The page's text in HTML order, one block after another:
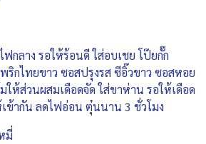
กลาง รอให้ร้อนดี ใส่อบเชย โป๊ยกั๊ก
ริกไทยขาว ซอสปรุงรส ซีอิ๊วขาว ซอสหอย
ห้ส่วนผสมเดือดจัด ใส่ขาห่าน รอให้เดือด
เข้ากัน ลดไฟอ่อน ตุ๋นนาน 3 ชั่วโมง
มี่